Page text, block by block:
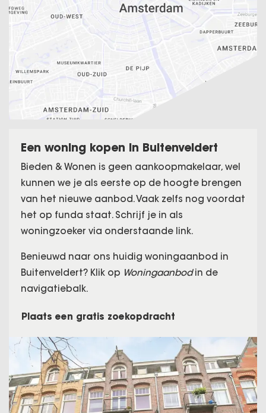
Een woning kopen in Buitenveldert
Bieden & Wonen is geen aankoopmakelaar, wel
kunnen we je als eerste op de hoogte brengen
van het nieuwe aanbod. Vaak zelfs nog voordat
het op funda staat. Schrijf je in als
woningzoeker via onderstaande link.
Benieuwd naar ons huidig woningaanbod in
Buitenveldert? Klik op Woningaanbodin de
navigatiebalk.
Plaats een gratis zoekopdracht